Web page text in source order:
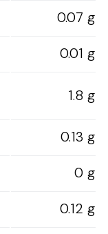
0.07 g
0.01 g
1.8 g
0.13 g
0 g
0.12 g